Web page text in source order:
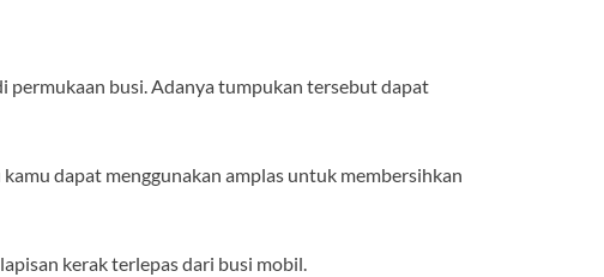
permukaan busi. Adanya tumpukan tersebut dapat
dapat menggunakan amplas untuk membersihkan
kerak terlepas dari busi mobil.